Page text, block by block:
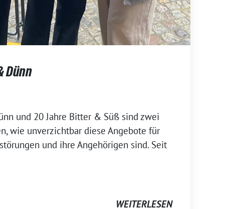
Dünn
und 20 Jahre Bitter & Süß sind zwei
wie unverzichtbar diese Angebote für
und ihre Angehörigen sind. Seit
WEITERLESEN